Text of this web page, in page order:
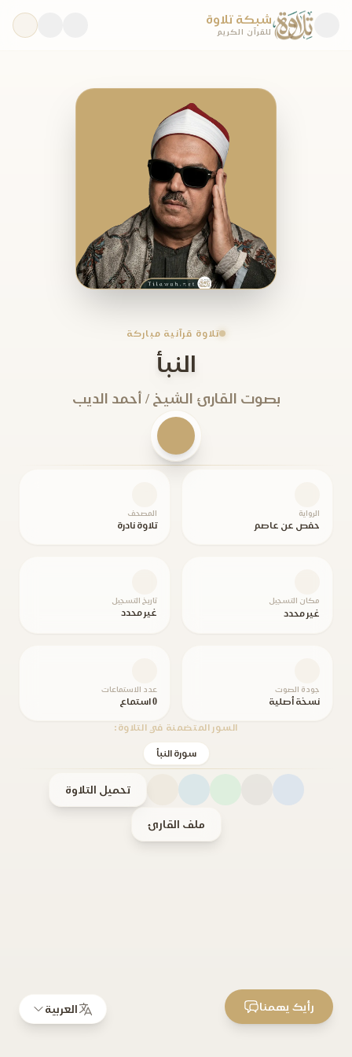
شبكة تلاوة
للقرآن الكريم
تلاوة قرآنية مباركة
النبأ
بصوت القارئ الشيخ / أحمد الديب
الرواية
حفص عن عاصم
المصحف
تلاوة نادرة
مكان التسجيل
غير محدد
تاريخ التسجيل
غير محدد
جودة الصوت
نسخة أصلية
عدد الاستماعات
0 استماع
السور المتضمنة في التلاوة:
سورة النبأ
تحميل التلاوة
ملف القارئ
العربية رأيك يهمنا